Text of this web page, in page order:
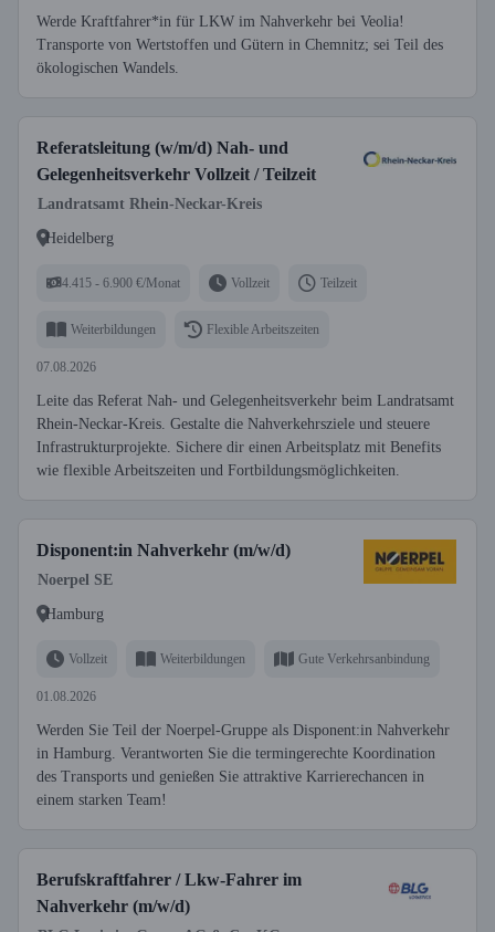
Werde Kraftfahrer*in für LKW im Nahverkehr bei Veolia!
Transporte von Wertstoffen und Gütern in Chemnitz; sei Teil des
ökologischen Wandels.
Referatsleitung (w/m/d) Nah- und
Gelegenheitsverkehr Vollzeit / Teilzeit
Landratsamt Rhein-Neckar-Kreis
Heidelberg
4.415 - 6.900 €/Monat Vollzeit Teilzeit
Weiterbildungen Flexible Arbeitszeiten
07.08.2026
Leite das Referat Nah- und Gelegenheitsverkehr beim Landratsamt
Rhein-Neckar-Kreis. Gestalte die Nahverkehrsziele und steuere
Infrastrukturprojekte. Sichere dir einen Arbeitsplatz mit Benefits
wie flexible Arbeitszeiten und Fortbildungsmöglichkeiten.
Disponent:in Nahverkehr (m/w/d)
Noerpel SE
Hamburg
Vollzeit Weiterbildungen Gute Verkehrsanbindung
01.08.2026
Werden Sie Teil der Noerpel-Gruppe als Disponent:in Nahverkehr
in Hamburg. Verantworten Sie die termingerechte Koordination
des Transports und genießen Sie attraktive Karrierechancen in
einem starken Team!
Berufskraftfahrer / Lkw-Fahrer im
Nahverkehr (m/w/d)